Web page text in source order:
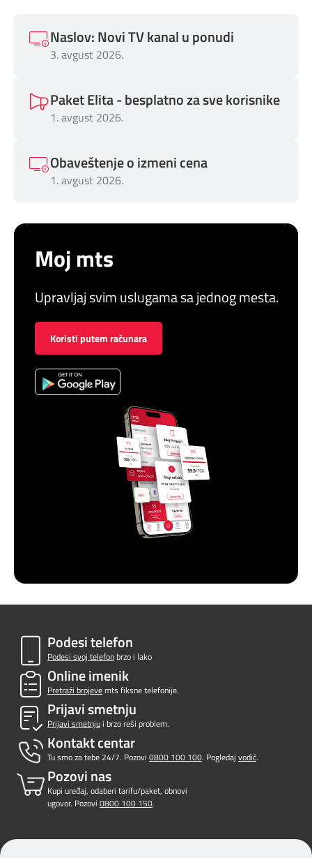
Naslov: Novi TV kanal u ponudi
3. avgust 2026.
Paket Elita - besplatno za sve korisnike
1. avgust 2026.
Obaveštenje o izmeni cena
1. avgust 2026.
Moj mts
Upravljaj svim uslugama sa jednog mesta.
Koristi putem računara
Podesi telefon
Podesi svoj telefonbrzo i lako
Online imenik
Pretraži brojevemts fiksne telefonije.
Prijavi smetnju
Prijavi smetnjui brzo reši problem.
Kontakt centar
Tu smo za tebe 24/7. Pozovi 0800 100 100. Pogledaj vodič.
Pozovi nas
Kupi uređaj, odaberi tarifu/paket, obnovi
ugovor. Pozovi 0800 100 150.